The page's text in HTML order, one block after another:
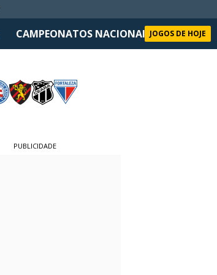
CAMPEONATOS NACIONAIS SELEÇÃO
JOGOS DE HOJE
PUBLICIDADE